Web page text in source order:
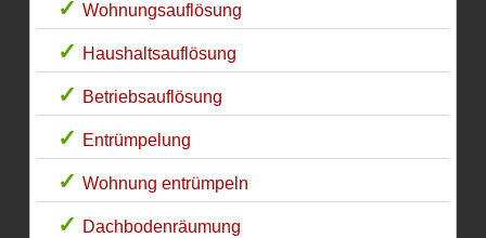
Wohnungsauflösung
Haushaltsauflösung
Betriebsauflösung
Entrümpelung
Wohnung entrümpeln
Dachbodenräumung